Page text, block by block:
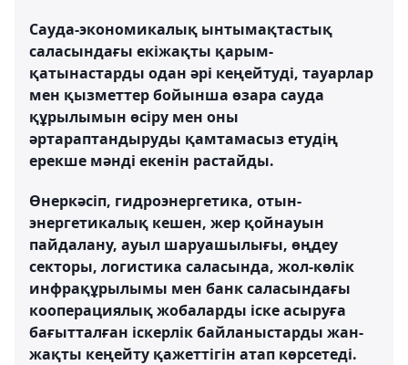
Сауда-экономикалық ынтымақтастық
саласындағы екіжақты қарым-
қатынастарды одан әрі кеңейтуді, тауарлар
мен қызметтер бойынша өзара сауда
құрылымын өсіру мен оны
әртараптандыруды қамтамасыз етудің
ерекше мәнді екенін растайды.
Өнеркәсіп, гидроэнергетика, отын-
энергетикалық кешен, жер қойнауын
пайдалану, ауыл шаруашылығы, өңдеу
секторы, логистика саласында, жол-көлік
инфрақұрылымы мен банк саласындағы
кооперациялық жобаларды іске асыруға
бағытталған іскерлік байланыстарды жан-
жақты кеңейту қажеттігін атап көрсетеді.